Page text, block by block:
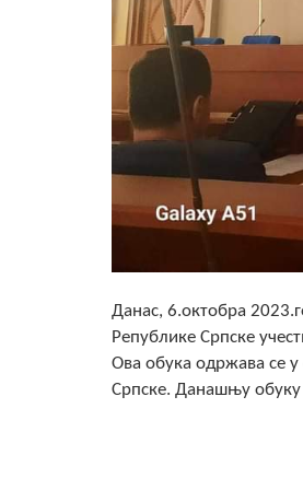
Данас, 6.октобра
Републике Српске
Ова обука одржава се
Српске. Данашњу обуку